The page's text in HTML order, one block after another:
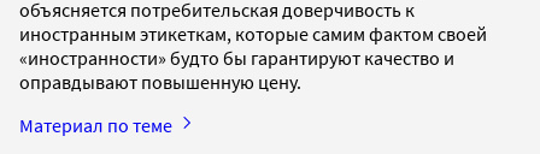
объясняется потребительская доверчивость к
иностранным этикеткам, которые самим фактом своей
«иностранности» будто бы гарантируют качество и
оправдывают повышенную цену.
Материал по теме